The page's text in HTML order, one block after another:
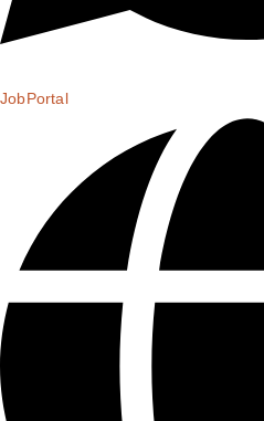
JobPortal